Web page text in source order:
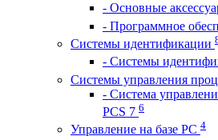
- Основные
- Программное
Системы идентификации
- Системы
Системы управления
- Система
PCS 7 6
Управление на базе РС 4